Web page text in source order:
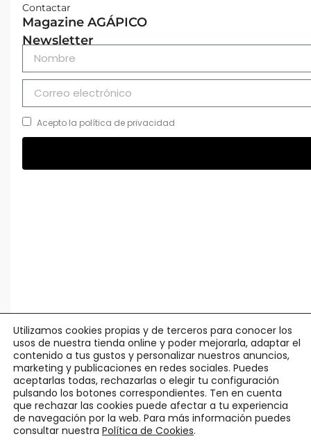
Contactar
Magazine AGÁPICO
Newsletter
Acepto la política de privacidad
Utilizamos cookies propias y de terceros para conocer los
usos de nuestra tienda online y poder mejorarla, adaptar el
contenido a tus gustos y personalizar nuestros anuncios,
marketing y publicaciones en redes sociales. Puedes
aceptarlas todas, rechazarlas o elegir tu configuración
pulsando los botones correspondientes. Ten en cuenta
que rechazar las cookies puede afectar a tu experiencia
de navegación por la web. Para más información puedes
consultar nuestra Política de Cookies.